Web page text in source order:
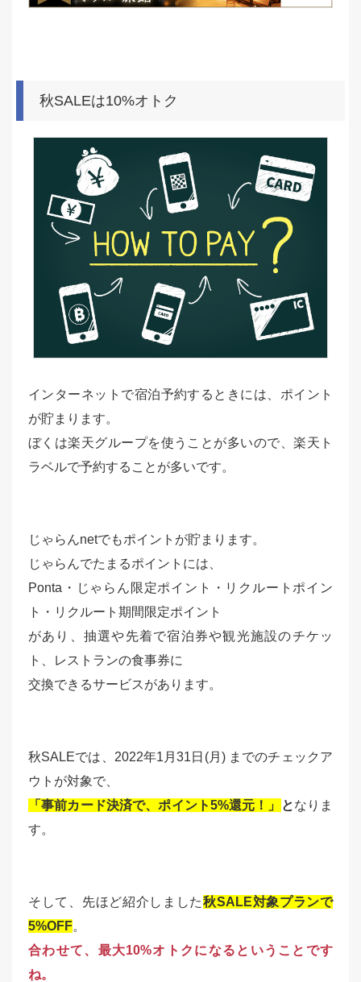
秋SALEは10%オトク
インターネットで宿泊予約するときには、ポイント
が貯まります。
ぼくは楽天グループを使うことが多いので、楽天ト
ラベルで予約することが多いです。
じゃらんnetでもポイントが貯まります。
じゃらんでたまるポイントには、
Ponta・じゃらん限定ポイント・リクルートポイン
ト・リクルート期間限定ポイント
があり、抽選や先着で宿泊券や観光施設のチケッ
ト、レストランの食事券に
交換できるサービスがあります。
秋SALEでは、2022年1月31日(月) までのチェックア
ウトが対象で、
「事前カード決済で、ポイント5%還元！」
となりま
す。
そして、先ほど紹介しました秋SALE対象プランで
5%OFF。
合わせて、最大10%オトクになるということです
ね。